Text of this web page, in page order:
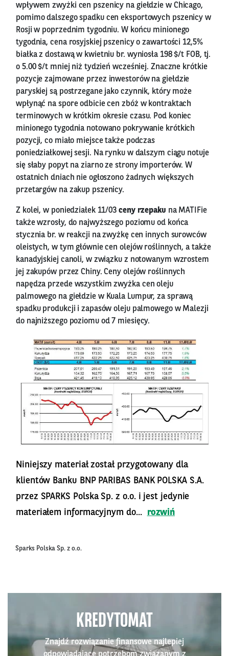
wpływem zwyżki cen pszenicy na giełdzie w Chicago,
pomimo dalszego spadku cen eksportowych pszenicy w
Rosji w poprzednim tygodniu. W końcu minionego
tygodnia, cena rosyjskiej pszenicy o zawartości 12,5%
białka z dostawą w kwietniu br. wyniosła 198 $/t FOB, tj.
o 5.00 $/t mniej niż tydzień wcześniej. Znaczne krótkie
pozycje zajmowane przez inwestorów na giełdzie
paryskiej są postrzegane jako czynnik, który może
wpłynąć na spore odbicie cen zbóż w kontraktach
terminowych w krótkim okresie czasu. Pod koniec
minionego tygodnia notowano pokrywanie krótkich
pozycji, co miało miejsce także podczas
poniedziałkowej sesji. Na rynku w dalszym ciągu notuje
się słaby popyt na ziarno ze strony importerów. W
ostatnich dniach nie ogłoszono żadnych większych
przetargów na zakup pszenicy.
Z kolei, w poniedziałek 11/03 ceny rzepaku na MATIFie
także wzrosły, do najwyższego poziomu od końca
stycznia br. w reakcji na zwyżkę cen innych surowców
oleistych, w tym głównie cen olejów roślinnych, a także
kanadyjskiej canoli, w związku z notowanym wzrostem
jej zakupów przez Chiny. Ceny olejów roślinnych
napędza przede wszystkim zwyżka cen oleju
palmowego na giełdzie w Kuala Lumpur, za sprawą
spadku produkcji i zapasów oleju palmowego w Malezji
do najniższego poziomu od 7 miesięcy.
Niniejszy materiał został przygotowany dla
klientów Banku BNP PARIBAS BANK POLSKA S.A.
przez SPARKS Polska Sp. z o.o. i jest jedynie
materiałem informacyjnym do...
rozwiń
Sparks Polska Sp. z o.o.
KREDYTOMAT
Znajdź rozwiązanie finansowe najlepiej